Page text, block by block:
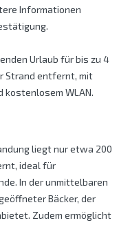
Informationen
Urlaub für bis zu 4
Strand entfernt, mit
WLAN.
liegt nur etwa 200
ideal für
In der unmittelbaren
Bäcker, der
Zudem ermöglicht